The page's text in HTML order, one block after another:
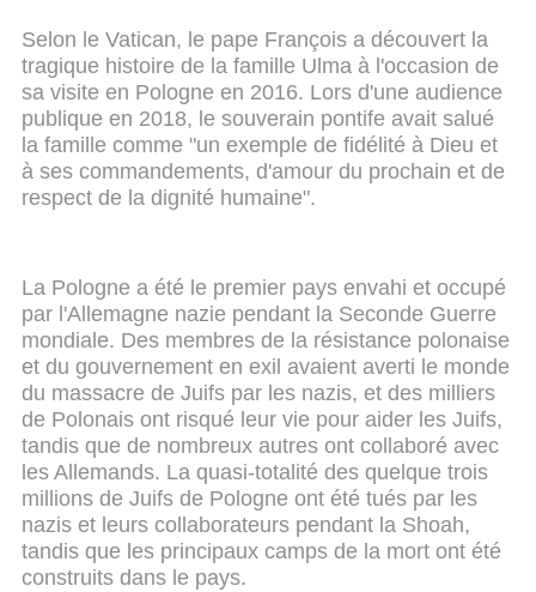
Selon le Vatican, le pape François a découvert la
tragique histoire de la famille Ulma à l'occasion de
sa visite en Pologne en 2016. Lors d'une audience
publique en 2018, le souverain pontife avait salué
la famille comme "un exemple de fidélité à Dieu et
à ses commandements, d'amour du prochain et de
respect de la dignité humaine".
La Pologne a été le premier pays envahi et occupé
par l'Allemagne nazie pendant la Seconde Guerre
mondiale. Des membres de la résistance polonaise
et du gouvernement en exil avaient averti le monde
du massacre de Juifs par les nazis, et des milliers
de Polonais ont risqué leur vie pour aider les Juifs,
tandis que de nombreux autres ont collaboré avec
les Allemands. La quasi-totalité des quelque trois
millions de Juifs de Pologne ont été tués par les
nazis et leurs collaborateurs pendant la Shoah,
tandis que les principaux camps de la mort ont été
construits dans le pays.